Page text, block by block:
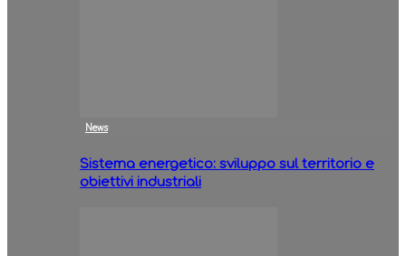
News
Sistema energetico: sviluppo sul territorio e
obiettivi industriali